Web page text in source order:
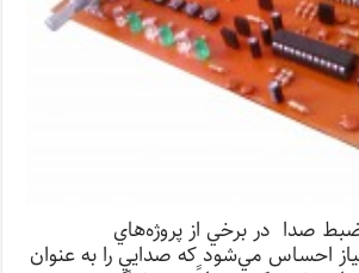
صدا در برخي از پروژه‌هاي
احساس مي‌شود كه صدايي را به عنوان